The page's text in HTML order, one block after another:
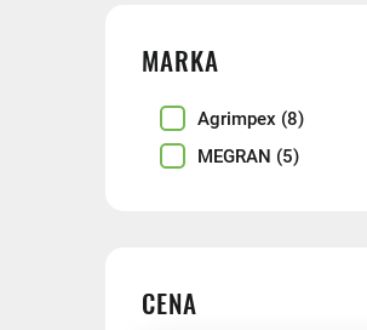
MARKA
Agrimpex (8)
MEGRAN (5)
CENA